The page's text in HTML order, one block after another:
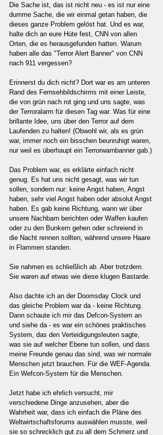
Die Sache ist, das ist nicht neu - es ist nur eine
dumme Sache, die wir einmal getan haben, die
dieses ganze Problem gelöst hat. Und es war,
halte dich an eure Hüte fest, CNN von allen
Orten, die es herausgefunden hatten. Warum
haben alle das "Terror Alert Banner" von CNN
nach 911 vergessen?
Erinnerst du dich nicht? Dort war es am unteren
Rand des Fernsehbildschirms mit einer Leiste,
die von grün nach rot ging und uns sagte, was
der Terroralarm für diesen Tag war. Was für eine
brillante Idee, uns über den Terror auf dem
Laufenden zu halten! (Obwohl wir, als es grün
war, immer noch ein bisschen beunruhigt waren,
nur weil es überhaupt ein Terrorwarnbanner gab.)
Das Problem war, es erklärte einfach nicht
genug. Es hat uns nicht gesagt, was wir tun
sollen, sondern nur: keine Angst haben, Angst
haben, sehr viel Angst haben oder absolut Angst
haben. Es gab keine Richtung, wann wir über
unsere Nachbarn berichten oder Waffen kaufen
oder zu den Bunkern gehen oder schreiend in
die Nacht rennen sollten, während unsere Haare
in Flammen standen.
Sie nahmen es schließlich ab. Aber trotzdem.
Sie waren auf etwas wie diese klugen Bastarde.
Also dachte ich an der Doomsday Clock und
das gleiche Problem war da - keine Richtung.
Dann schaute ich mir das Defcon-System an
und siehe da - es war ein schönes praktisches
System, das den Verteidigungsleuten sagte,
was sie auf welcher Ebene tun sollen, und dass
meine Freunde genau das sind, was wir normale
Menschen jetzt brauchen. Für die WEF-Agenda.
Ein Wefcon-System für die Menschen.
Jetzt habe ich ehrlich versucht, mir
verschiedene Dinge anzusehen, aber die
Wahrheit war, dass ich einfach die Pläne des
Weltwirtschaftsforums auswählen musste, weil
sie so schrecklich gut zu all dem Schmerz und